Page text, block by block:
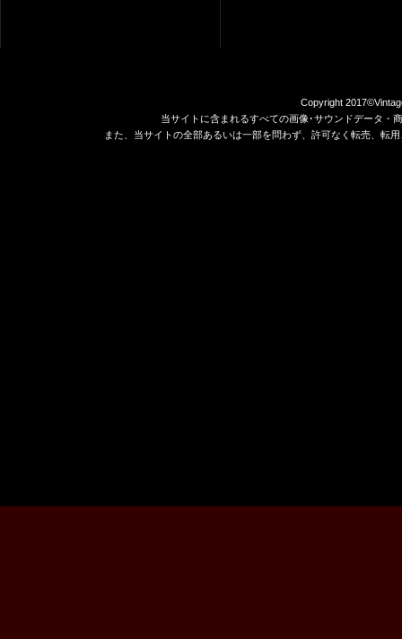
Copyright
当サイトに含まれるすべての画像･サウンドデータ・
また、当サイトの全部あるいは一部を問わず、許可なく転売、転